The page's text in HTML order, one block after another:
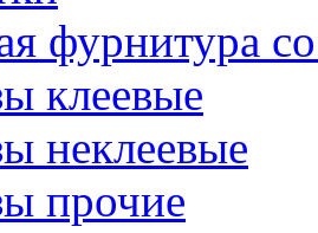
фурнитура
клеевые
неклеевые
прочие